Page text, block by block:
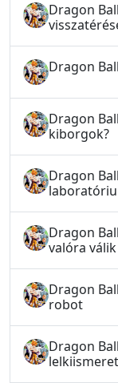
Dragon
Dragon
Dragon
kiborgok?
Dragon
Dragon
valóra válik
Dragon
robot
Dragon